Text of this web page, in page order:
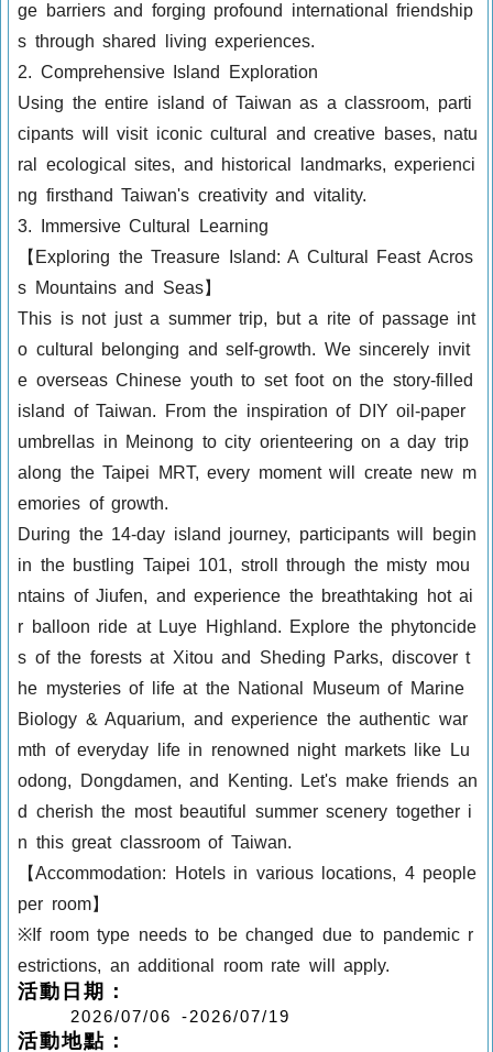
ge barriers and forging profound international friendship
s through shared living experiences.
2. Comprehensive Island Exploration
Using the entire island of Taiwan as a classroom, parti
cipants will visit iconic cultural and creative bases, natu
ral ecological sites, and historical landmarks, experienci
ng firsthand Taiwan's creativity and vitality.
3. Immersive Cultural Learning
【Exploring the Treasure Island: A Cultural Feast Acros
s Mountains and Seas】
This is not just a summer trip, but a rite of passage int
o cultural belonging and self-growth. We sincerely invit
e overseas Chinese youth to set foot on the story-filled
island of Taiwan. From the inspiration of DIY oil-paper
umbrellas in Meinong to city orienteering on a day trip
along the Taipei MRT, every moment will create new m
emories of growth.
During the 14-day island journey, participants will begin
in the bustling Taipei 101, stroll through the misty mou
ntains of Jiufen, and experience the breathtaking hot ai
r balloon ride at Luye Highland. Explore the phytoncide
s of the forests at Xitou and Sheding Parks, discover t
he mysteries of life at the National Museum of Marine
Biology & Aquarium, and experience the authentic war
mth of everyday life in renowned night markets like Lu
odong, Dongdamen, and Kenting. Let's make friends an
d cherish the most beautiful summer scenery together i
n this great classroom of Taiwan.
【Accommodation: Hotels in various locations, 4 people
per room】
※If room type needs to be changed due to pandemic r
estrictions, an additional room rate will apply.
活動日期：
2026/07/06 -2026/07/19
活動地點：